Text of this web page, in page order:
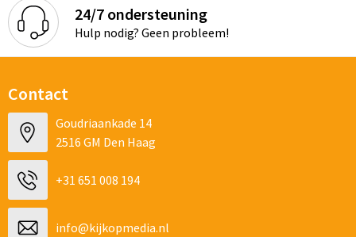
24/7 ondersteuning
Hulp nodig? Geen probleem!
Contact
Goudriaankade 14
2516 GM Den Haag
+31 651 008 194
info@kijkopmedia.nl